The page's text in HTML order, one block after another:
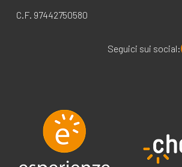
C.F. 97442750580
Seguici sui social: